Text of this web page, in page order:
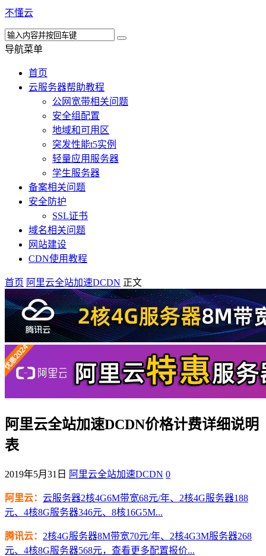
不懂云
导航菜单
首页
云服务器帮助教程
公网宽带相关问题
安全组配置
地域和可用区
突发性能t5实例
轻量应用服务器
学生服务器
备案相关问题
安全防护
SSL证书
域名相关问题
网站建设
CDN使用教程
首页 阿里云全站加速DCDN 正文
阿里云全站加速DCDN价格计费详细说明
表
2019年5月31日 阿里云全站加速DCDN 0
阿里云： 云服务器2核4G6M带宽68元/年、2核4G服务器188
元、4核8G服务器346元、8核16G5M...
腾讯云： 2核4G服务器8M带宽70元/年、2核4G3M服务器268
元、4核8G服务器568元，查看更多配置报价...